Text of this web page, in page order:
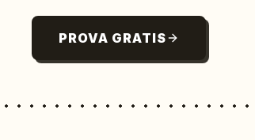
PROVA GRATIS